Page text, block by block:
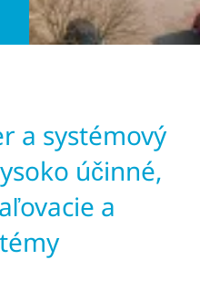
a systémový
účinné,
a